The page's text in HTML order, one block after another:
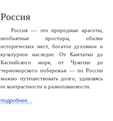
Россия
Россия — это природные красоты,
необъятные просторы, обилие
исторических мест, богатое духовное и
культурное наследие. От Камчатки до
Каспийского моря, от Чукотки до
черноморского побережья — по России
можно путешествовать долго, удивляясь
ее контрастности и разноплановости.
подробнее...